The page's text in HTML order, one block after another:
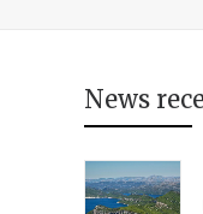
News